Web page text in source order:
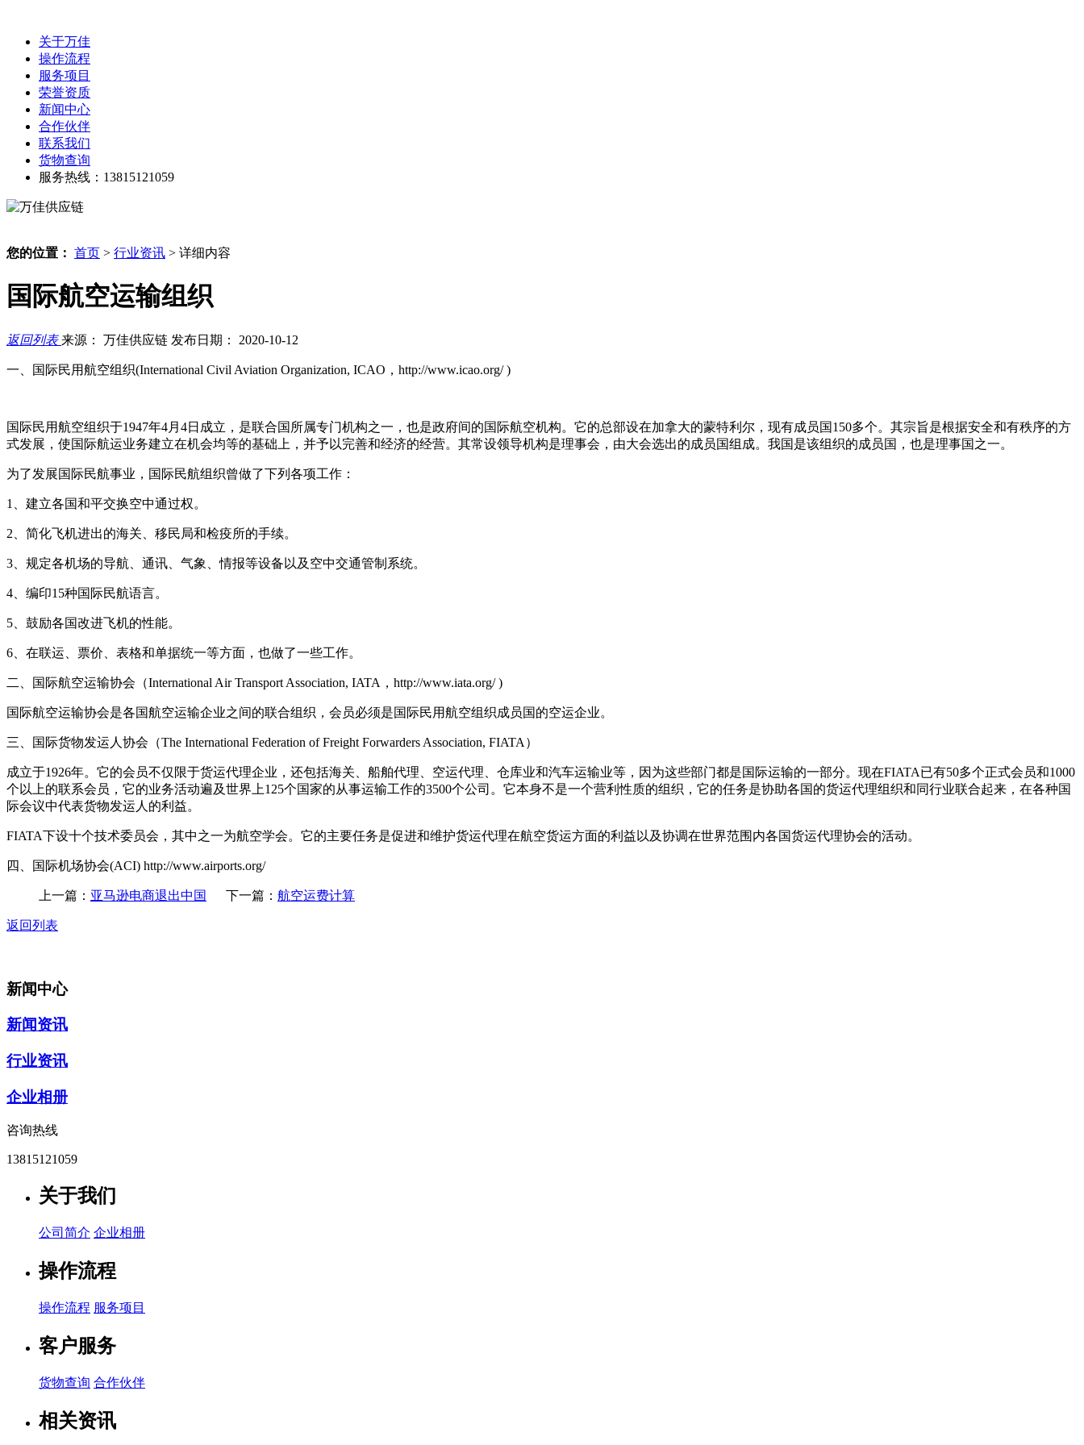
关于万佳
操作流程
服务项目
荣誉资质
新闻中心
合作伙伴
联系我们
货物查询
服务热线：13815121059
您的位置： 首页 > 行业资讯 > 详细内容
国际航空运输组织
返回列表来源： 万佳供应链 发布日期： 2020-10-12
一、国际民用航空组织(International Civil Aviation Organization, ICAO，http://www.icao.org/ )
国际民用航空组织于1947年4月4日成立，是联合国所属专门机构之一，也是政府间的国际航空机构。它的总部设在加拿大的蒙特利尔，现有成员国150多个。其宗旨是根据安全和有秩序的方
式发展，使国际航运业务建立在机会均等的基础上，并予以完善和经济的经营。其常设领导机构是理事会，由大会选出的成员国组成。我国是该组织的成员国，也是理事国之一。
为了发展国际民航事业，国际民航组织曾做了下列各项工作：
1、建立各国和平交换空中通过权。
2、简化飞机进出的海关、移民局和检疫所的手续。
3、规定各机场的导航、通讯、气象、情报等设备以及空中交通管制系统。
4、编印15种国际民航语言。
5、鼓励各国改进飞机的性能。
6、在联运、票价、表格和单据统一等方面，也做了一些工作。
二、国际航空运输协会（International Air Transport Association, IATA，http://www.iata.org/ )
国际航空运输协会是各国航空运输企业之间的联合组织，会员必须是国际民用航空组织成员国的空运企业。
三、国际货物发运人协会（The International Federation of Freight Forwarders Association, FIATA）
成立于1926年。它的会员不仅限于货运代理企业，还包括海关、船舶代理、空运代理、仓库业和汽车运输业等，因为这些部门都是国际运输的一部分。现在FIATA已有50多个正式会员和1000
个以上的联系会员，它的业务活动遍及世界上125个国家的从事运输工作的3500个公司。它本身不是一个营利性质的组织，它的任务是协助各国的货运代理组织和同行业联合起来，在各种国
际会议中代表货物发运人的利益。
FIATA下设十个技术委员会，其中之一为航空学会。它的主要任务是促进和维护货运代理在航空货运方面的利益以及协调在世界范围内各国货运代理协会的活动。
四、国际机场协会(ACI) http://www.airports.org/
上一篇： 亚马逊电商退出中国 下一篇： 航空运费计算
返回列表
新闻中心
新闻资讯
行业资讯
企业相册
咨询热线
13815121059
关于我们
公司简介 企业相册
操作流程
操作流程 服务项目
客户服务
货物查询 合作伙伴
相关资讯